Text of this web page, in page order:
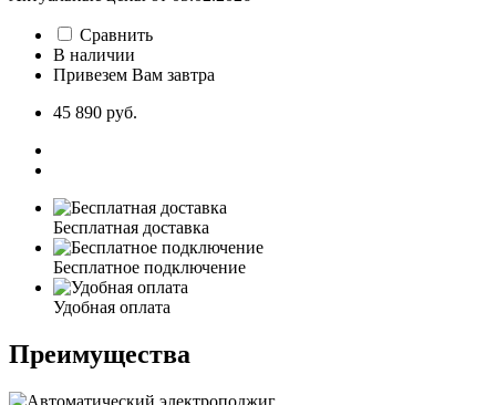
Сравнить
В наличии
Привезем Вам завтра
45 890 руб.
Бесплатная доставка
Бесплатное подключение
Удобная оплата
Преимущества